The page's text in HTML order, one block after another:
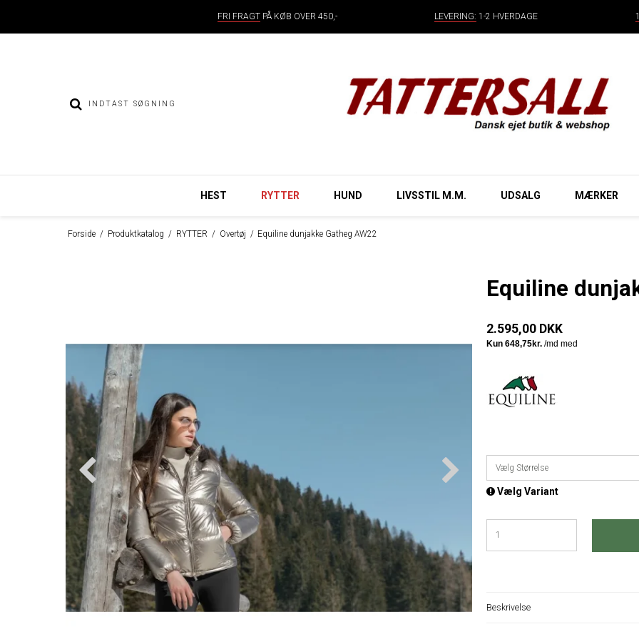
FRI FRAGTPÅ KØB OVER 450,- LEVERING: 1-2 HVERDAGE
HEST RYTTER HUND LIVSSTIL M.M. UDSALG MÆRKER
Forside / Produktkatalog / RYTTER / Overtøj / Equiline dunjakke Gatheg AW22
Equiline
2.595,00 DKK
Vælg Størrelse
Vælg Variant
Beskrivelse